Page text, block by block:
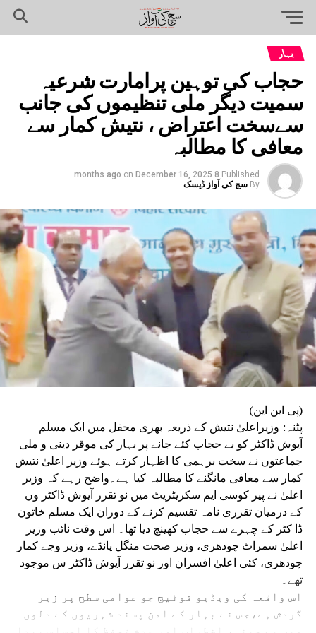
بہار
حجاب کی توہین پرامارت شرعیہ
سمیت دیگر ملی تنظیموں کی جانب
سےسخت اعتراض ، نتیش کمار سے
معافی کا مطالبہ
Published
8 months ago
on December 16, 2025
By سچ کی آواز ڈیسک
(پی این این)
پٹنہ: وزیراعلیٰ نتیش کے ذریعہ بھری محفل میں ایک مسلم
آیوش ڈاکٹر کو بے حجاب کئے جانے پر بہار کی موقر دینی و ملی
جماعتوں نے سخت برہمی کا اظہار کرتے ہوئے وزیر اعلیٰ نتیش
کمار سے معافی مانگنے کا مطالبہ کیا ہے۔واضح رہے کہ وزیر
اعلیٰ نے پیر کوسی ایم سکریٹریٹ میں نو تقرر آیوش ڈاکٹر وں
کے درمیان تقرری نامہ تقسیم کرنے کے دوران ایک مسلم خاتون
ڈا کٹر کے چہرے سے حجاب کھینچ دیا تھا۔ اس وقت نائب وزیر
اعلیٰ سمراٹ چودھری، وزیر صحت منگل پانڈے، وزیر وجے کمار
چودھری، کئی اعلیٰ افسران اور نو تقرر آیوش ڈاکٹر س موجود
تھے۔
اس واقعہ کی ویڈیو فوٹیج جو عوامی سطح پر زیر
گردش ہے،جس نے بہار کے امن پسند شہریوں کے دلوں